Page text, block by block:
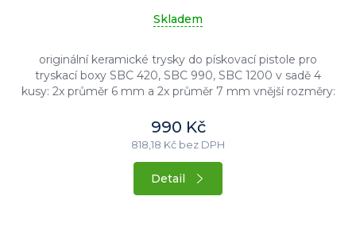
Skladem
originální keramické trysky do pískovací pistole pro
tryskací boxy SBC 420, SBC 990, SBC 1200 v sadě 4
kusy: 2x průměr 6 mm a 2x průměr 7 mm vnější rozměry:
990 Kč
818,18 Kč bez DPH
Detail